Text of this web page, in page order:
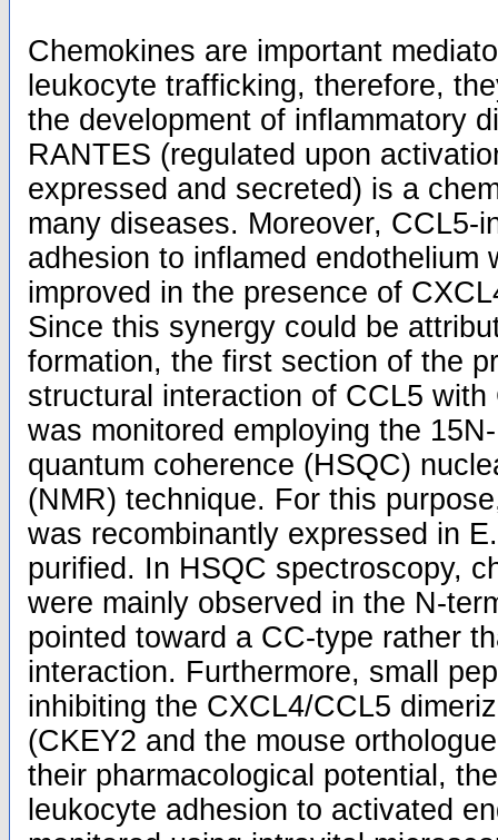
Chemokines are important
leukocyte trafficking, therefore,
the development of inflammatory
RANTES (regulated upon
expressed and secreted) is a
many diseases. Moreover, CCL5-
adhesion to inflamed endothelium
improved in the presence of
Since this synergy could be
formation, the first section of the
structural interaction of CCL5
was monitored employing the
quantum coherence (HSQC)
(NMR) technique. For this
was recombinantly expressed in
purified. In HSQC spectroscopy,
were mainly observed in the N-
pointed toward a CC-type rather
interaction. Furthermore, small
inhibiting the CXCL4/CCL5
(CKEY2 and the mouse
their pharmacological potential,
leukocyte adhesion to activated